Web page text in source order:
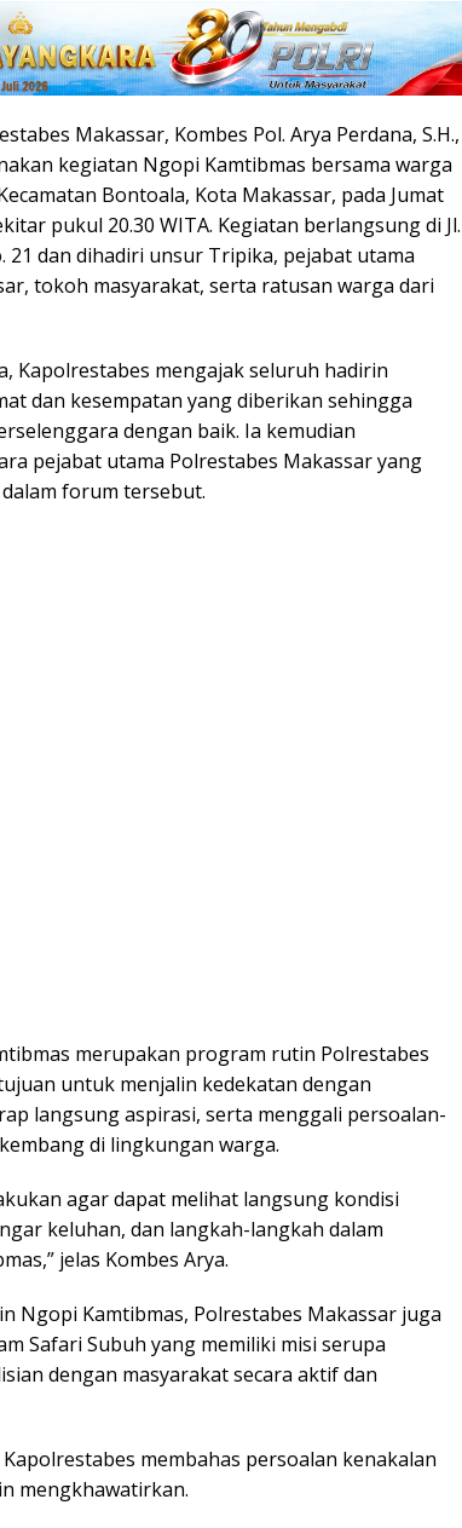
Makassar, Kombes Pol. Arya Perdana, S.H.,
kegiatan Ngopi Kamtibmas bersama warga
Bontoala, Kota Makassar, pada Jumat
pukul 20.30 WITA. Kegiatan berlangsung di Jl.
21 dan dihadiri unsur Tripika, pejabat utama
tokoh masyarakat, serta ratusan warga dari
Kapolrestabes mengajak seluruh hadirin
dan kesempatan yang diberikan sehingga
dengan baik. Ia kemudian
pejabat utama Polrestabes Makassar yang
forum tersebut.
merupakan program rutin Polrestabes
untuk menjalin kedekatan dengan
langsung aspirasi, serta menggali persoalan-
di lingkungan warga.
agar dapat melihat langsung kondisi
keluhan, dan langkah-langkah dalam
jelas Kombes Arya.
Ngopi Kamtibmas, Polrestabes Makassar juga
Safari Subuh yang memiliki misi serupa
dengan masyarakat secara aktif dan
membahas persoalan kenakalan
mengkhawatirkan.